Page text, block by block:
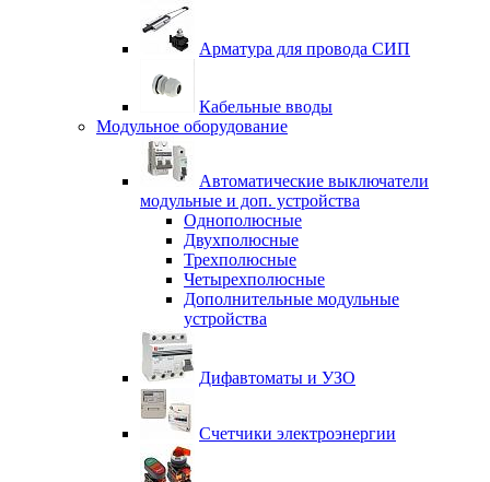
Арматура для провода СИП
Кабельные вводы
Модульное оборудование
Автоматические выключатели
модульные и доп. устройства
Однополюсные
Двухполюсные
Трехполюсные
Четырехполюсные
Дополнительные модульные
устройства
Дифавтоматы и УЗО
Счетчики электроэнергии